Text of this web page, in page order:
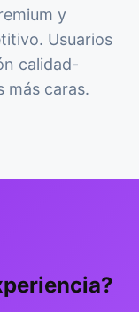
y
Usuarios
calidad-
más caras.